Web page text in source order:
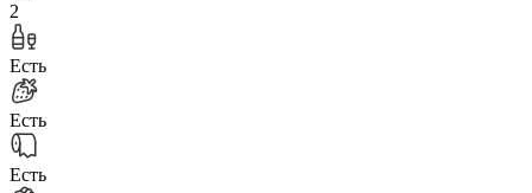
2
Есть
Есть
Есть